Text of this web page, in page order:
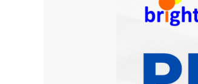
Bahasa
Terdekat